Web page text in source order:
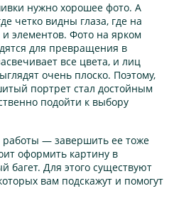
нужно хорошее фото. А
четко видны глаза, где на
элементов. Фото на ярком
для превращения в
все цвета, и лиц
очень плоско. Поэтому,
портрет стал достойным
подойти к выбору
работы — завершить ее тоже
оформить картину в
багет. Для этого существуют
вам подскажут и помогут